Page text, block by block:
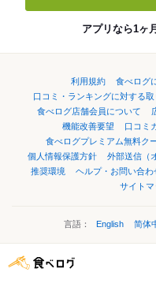
アプリなら1ヶ
利用規約 食べログ
口コミ・ランキングに対する取
食べログ店舗会員について
機能改善要望
口コミ
食べログプレミアム無料ク
個人情報保護方針
外部送信（
推奨環境
ヘルプ・お問い合わ
サイトマ
言語： English 简体